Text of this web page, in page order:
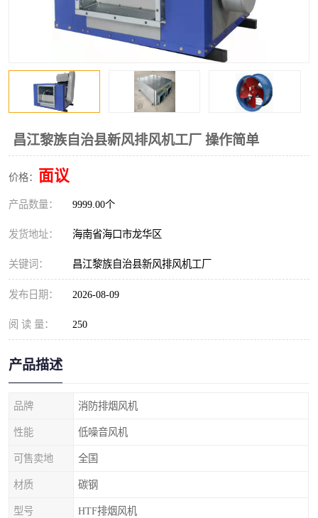
昌江黎族自治县新风排风机工厂 操作简单
价格： 面议
产品数量： 9999.00个
发货地址： 海南省海口市龙华区
关键词： 昌江黎族自治县新风排风机工厂
发布日期： 2026-08-09
阅 读 量： 250
产品描述
品牌 消防排烟风机
性能 低噪音风机
可售卖地 全国
材质 碳钢
型号 HTF排烟风机
镀锌矩形风管
不锈钢烟罩
排烟风机 百叶风口
油烟净化器